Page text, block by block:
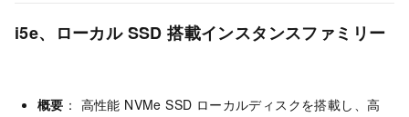
i5e、ローカル SSD 搭載インスタンスファミリー
概要 ： 高性能 NVMe SSD ローカルディスクを搭載し、高